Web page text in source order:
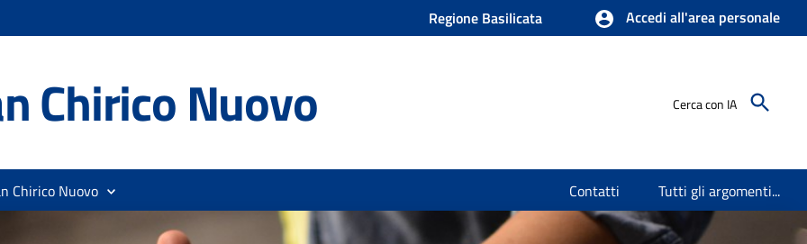
Regione Basilicata Accedi all'area personale
Chirico Nuovo Cerca con IA
Chirico Nuovo Contatti Tutti gli argomenti...